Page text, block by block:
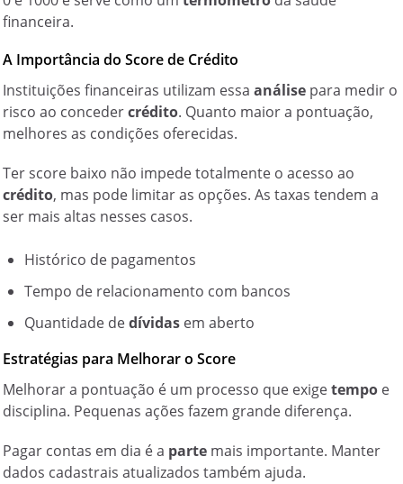
financeira.
A Importância do Score de Crédito
Instituições financeiras utilizam essaanálise para medir o
risco ao concedercrédito. Quanto maior a pontuação,
melhores as condições oferecidas.
Ter score baixo não impede totalmente o acesso ao
crédito, mas pode limitar as opções. As taxas tendem a
ser mais altas nesses casos.
Histórico de pagamentos
Tempo de relacionamento com bancos
Quantidade dedívidas em aberto
Estratégias para Melhorar o Score
Melhorar a pontuação é um processo que exigetempo e
disciplina. Pequenas ações fazem grande diferença.
Pagar contas em dia é a parte mais importante. Manter
dados cadastrais atualizados também ajuda.